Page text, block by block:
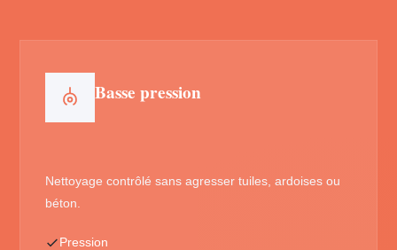
Basse pression
Nettoyage contrôlé sans agresser tuiles, ardoises ou
béton.
Pression